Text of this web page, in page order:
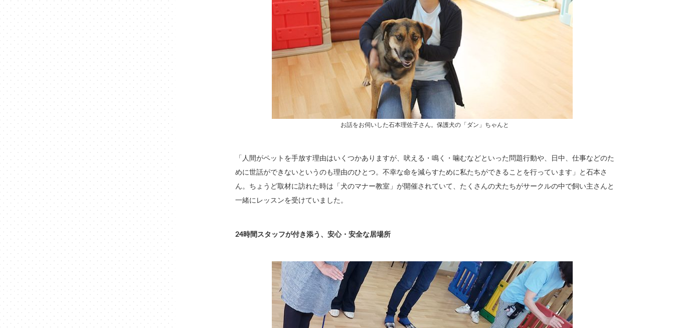
お話をお伺いした石本理佐子さん。保護犬の「ダン」ちゃんと
「人間がペットを手放す理由はいくつかありますが、吠える・鳴く・噛むなどといった問題行動や、日中、仕事などのた
めに世話ができないというのも理由のひとつ。不幸な命を減らすために私たちができることを行っています」と石本さ
ん。ちょうど取材に訪れた時は「犬のマナー教室」が開催されていて、たくさんの犬たちがサークルの中で飼い主さんと
一緒にレッスンを受けていました。
24時間スタッフが付き添う、安心・安全な居場所